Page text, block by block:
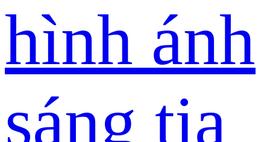
hình ánh
sáng tia